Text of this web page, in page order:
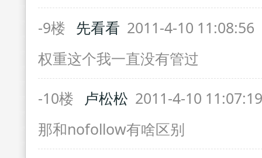
-9楼 先看看 2011-4-10 11:08:56
权重这个我一直没有管过
-10楼
卢松松 2011-4-10
那和nofollow有啥区别